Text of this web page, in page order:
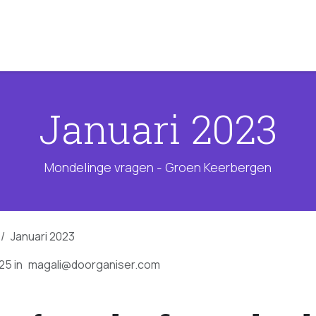
Januari 2023
Mondelinge vragen - Groen Keerbergen
Januari 2023
in magali@doorganiser.com